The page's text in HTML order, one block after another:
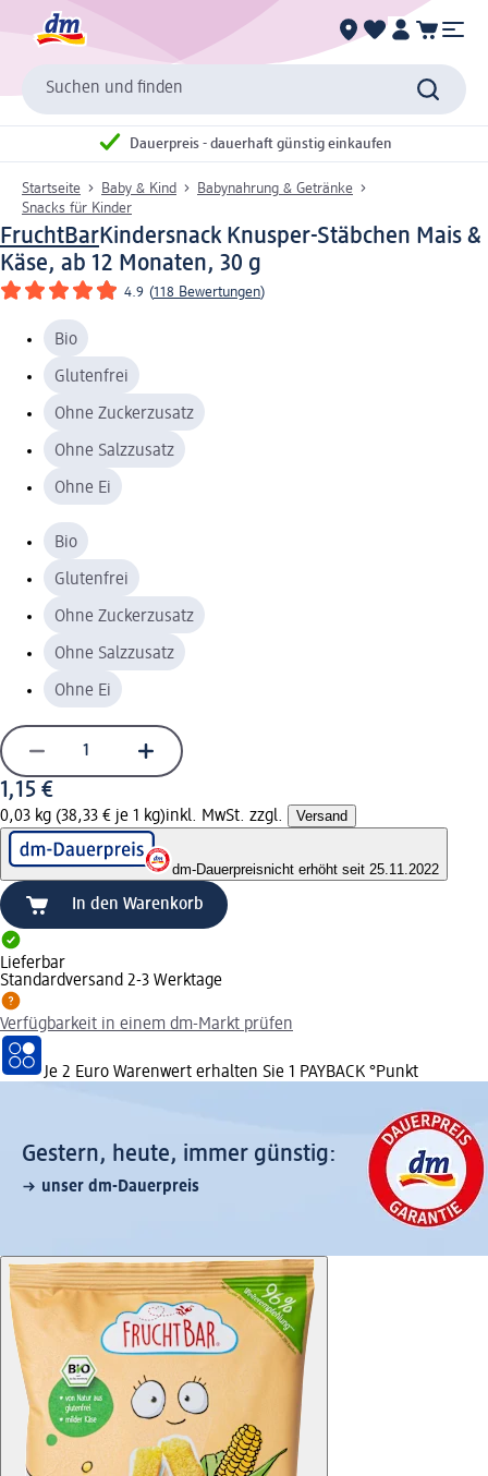
Suchen und finden
Dauerpreis - dauerhaft günstig einkaufen
Startseite Baby & Kind
Babynahrung & Getränke
Snacks für Kinder
FruchtBarKindersnack Knusper-Stäbchen Mais &
Käse, ab 12 Monaten, 30 g
4.9 (118 Bewertungen)
Bio
Glutenfrei
Ohne Zuckerzusatz
Ohne Salzzusatz
Ohne Ei
Bio
Glutenfrei
Ohne Zuckerzusatz
Ohne Salzzusatz
Ohne Ei
1,15 €
0,03 kg (38,33 € je 1 kg)inkl. MwSt. zzgl. Versand
dm-Dauerpreisnicht erhöht seit 25.11.2022
In den Warenkorb
Lieferbar
Standardversand 2-3 Werktage
Verfügbarkeit in einem dm-Markt prüfen
Je 2 Euro Warenwert erhalten Sie 1 PAYBACK °Punkt
Gestern, heute, immer günstig:
unser dm-Dauerpreis